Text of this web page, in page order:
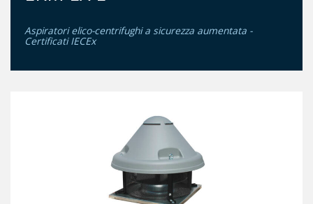
Aspiratori elico-centrifughi a sicurezza aumentata -
Certificati IECEx